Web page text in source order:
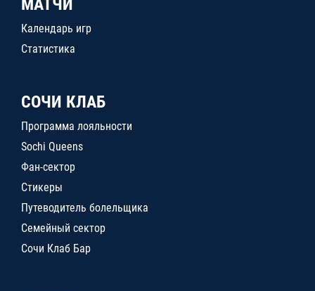
МАТЧИ
Календарь игр
Статистика
СОЧИ КЛАБ
Программа лояльности
Sochi Queens
Фан-сектор
Стикеры
Путеводитель болельщика
Семейный сектор
Сочи Клаб Бар